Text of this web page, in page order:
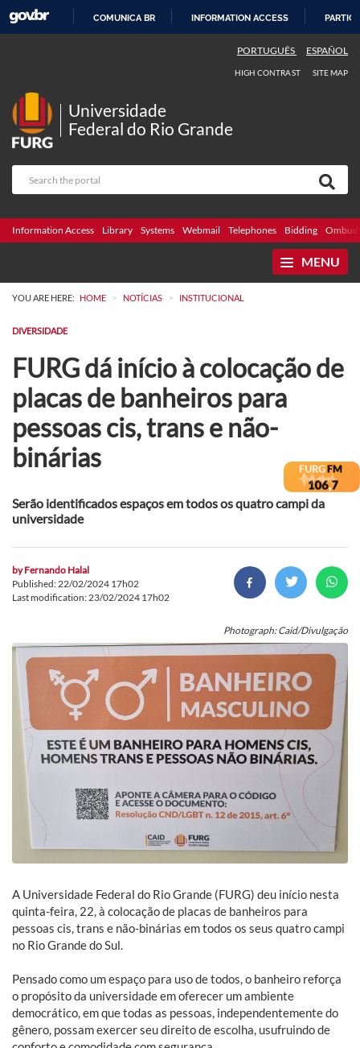
COMUNICA BR INFORMATION ACCESS
PORTUGUÊS ESPAÑOL
HIGH CONTRAST SITE MAP
Universidade
Federal do Rio Grande
Information Access Library Systems Webmail Telephones Bidding
MENU
YOU ARE HERE: HOME > NOTÍCIAS > INSTITUCIONAL
DIVERSIDADE
FURG dá início à colocação de
placas de banheiros para
pessoas cis, trans e não-
binárias
Serão identificados espaços em todos os quatro campi da
universidade
byFernando Halal
Published: 22/02/2024 17h02
Last modification: 23/02/2024 17h02
Photograph: Caid/Divulgação
A Universidade Federal do Rio Grande (FURG) deu início nesta
quinta-feira, 22, à colocação de placas de banheiros para
pessoas cis, trans e não-binárias em todos os seus quatro campi
no Rio Grande do Sul.
Pensado como um espaço para uso de todos, o banheiro reforça
o propósito da universidade em oferecer um ambiente
democrático, em que todas as pessoas, independentemente do
gênero, possam exercer seu direito de escolha, usufruindo de